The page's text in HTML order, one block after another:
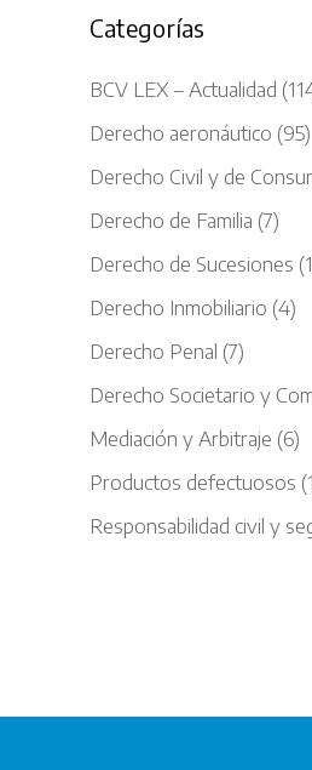
Categorías
BCV LEX – Actualidad
Derecho aeronáutico (95)
Derecho Civil y de
Derecho de Familia (7)
Derecho de Sucesiones
Derecho Inmobiliario (4)
Derecho Penal (7)
Derecho Societario y
Mediación y Arbitraje (6)
Productos defectuosos
Responsabilidad civil y